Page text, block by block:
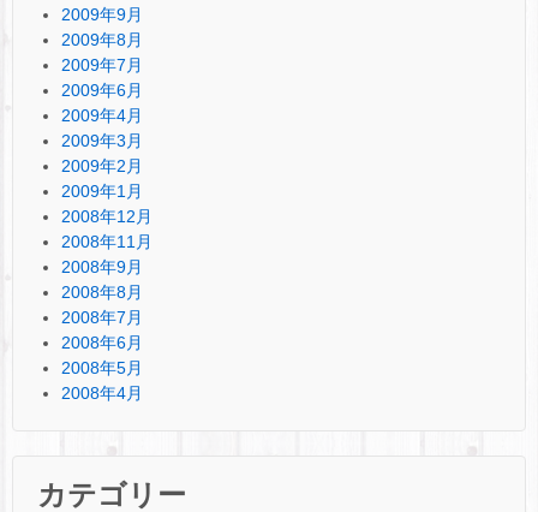
2009年9月
2009年8月
2009年7月
2009年6月
2009年4月
2009年3月
2009年2月
2009年1月
2008年12月
2008年11月
2008年9月
2008年8月
2008年7月
2008年6月
2008年5月
2008年4月
カテゴリー